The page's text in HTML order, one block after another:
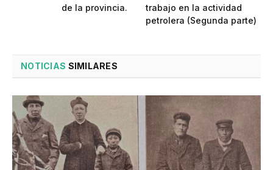
de la provincia.
trabajo en la actividad
petrolera (Segunda parte)
NOTICIAS SIMILARES